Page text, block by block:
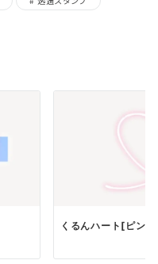
くるんハート[ピン